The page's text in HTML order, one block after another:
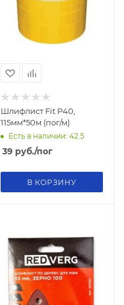
Шлифлист Fit Р40,
115мм*50м (пог/м)
Есть в наличии: 42.5
39руб./пог
В КОРЗИНУ